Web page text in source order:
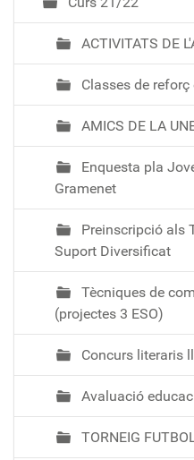
ACTIVITATS DE
Classes de reforç
AMICS DE LA
Enquesta pla
Gramenet
Preinscripció als
Suport Diversificat
Tècniques de
(projectes 3 ESO)
Concurs literaris
Avaluació
TORNEIG